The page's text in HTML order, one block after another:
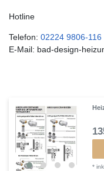
Hotline
Telefon: 02224 9806-116
E-Mail: bad-design-
*